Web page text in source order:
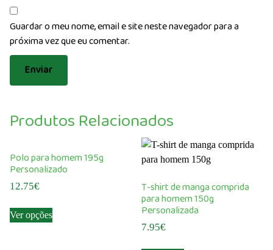
Guardar o meu nome, email e site neste navegador para a
próxima vez que eu comentar.
Produtos Relacionados
Polo para homem 195g
Personalizado
12.75€
Ver opçõesproduct
T-shirt de manga comprida
para homem 150g
Personalizada
7.95€